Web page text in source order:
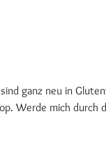
ganz neu in
Werde mich durch